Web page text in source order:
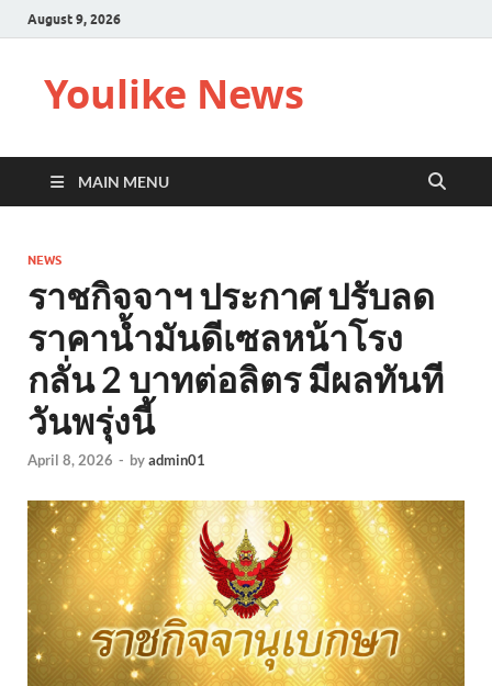
August 9, 2026
Youlike News
MAIN MENU
NEWS
ราชกิจจาฯ ประกาศ ปรับลด
ราคาน้ำมันดีเซลหน้าโรง
กลั่น 2 บาทต่อลิตร มีผลทันที
วันพรุ่งนี้
April 8, 2026 - byadmin01